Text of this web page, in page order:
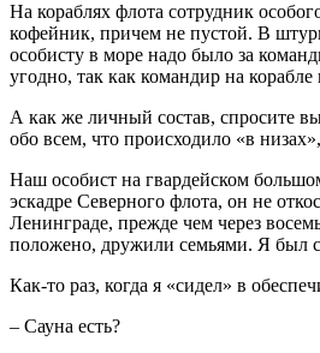
На кораблях флота сотрудник
кофейник, причем не пустой. В
особисту в море надо было за
угодно, так как командир на корабле
А как же личный состав, спросите
обо всем, что происходило «в
Наш особист на гвардейском
эскадре Северного флота, он не
Ленинграде, прежде чем через
положено, дружили семьями. Я был
Как-то раз, когда я «сидел» в
– Сауна есть?